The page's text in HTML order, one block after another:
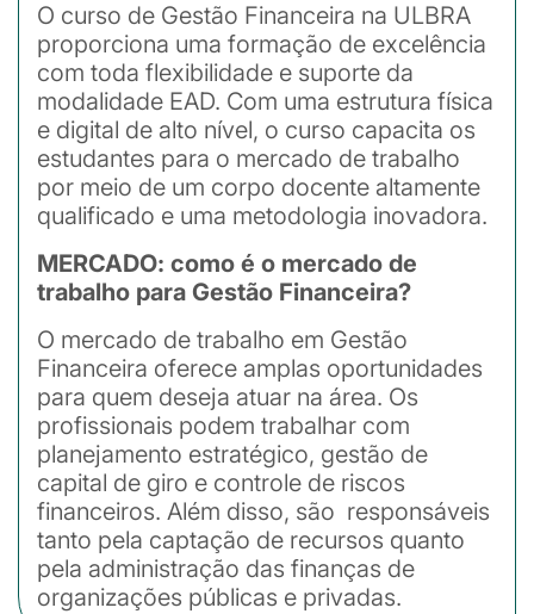
O curso de Gestão Financeira na ULBRA
proporciona uma formação de excelência
com toda flexibilidade e suporte da
modalidade EAD. Com uma estrutura física
e digital de alto nível, o curso capacita os
estudantes para o mercado de trabalho
por meio de um corpo docente altamente
qualificado e uma metodologia inovadora.
MERCADO: como é o mercado de
trabalho para Gestão Financeira?
O mercado de trabalho em Gestão
Financeira oferece amplas oportunidades
para quem deseja atuar na área. Os
profissionais podem trabalhar com
planejamento estratégico, gestão de
capital de giro e controle de riscos
financeiros. Além disso, são responsáveis
tanto pela captação de recursos quanto
pela administração das finanças de
organizações públicas e privadas.